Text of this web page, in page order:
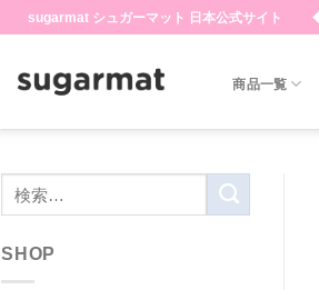
sugarmat シュガーマット 日本公式サイト
商品一覧
SHOP